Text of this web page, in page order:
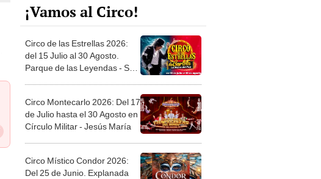
¡Vamos al Circo!
Circo de las Estrellas 2026:
del 15 Julio al 30 Agosto.
Parque de las Leyendas - San
Circo Montecarlo 2026: Del 17
de Julio hasta el 30 Agosto en
Círculo Militar - Jesús María
Circo Místico Condor 2026:
Del 25 de Junio. Explanada